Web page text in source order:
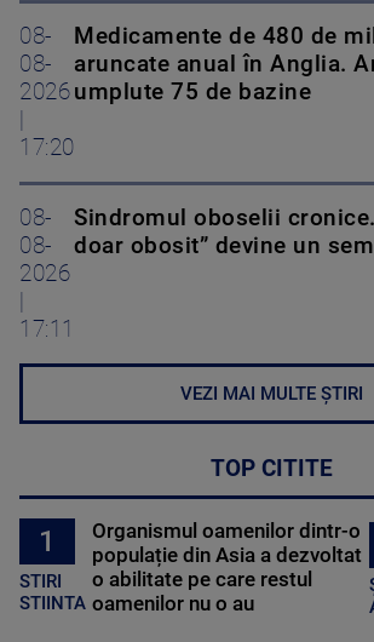
08-
08-
2026
17:20
Medicamente de 480 de
aruncate anual în Anglia.
umplute 75 de bazine
08-
08-
2026
17:11
Sindromul oboselii
doar obosit” devine un
VEZI MAI MULTE ȘTIRI
TOP CITITE
1
STIRI
STIINTA
Organismul oamenilor dintr-o
populație din Asia a dezvoltat
o abilitate pe care restul
oamenilor nu o au